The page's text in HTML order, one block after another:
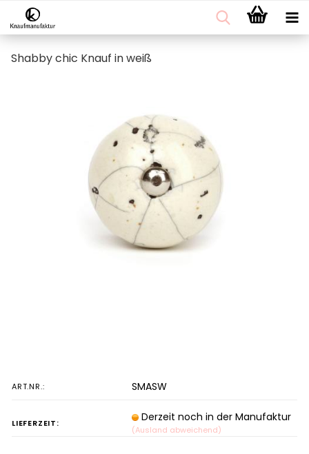
Shabby chic Knauf in weiß
ART.NR.: SMASW
LIEFERZEIT: Derzeit noch in der Manufaktur
(Ausland abweichend)